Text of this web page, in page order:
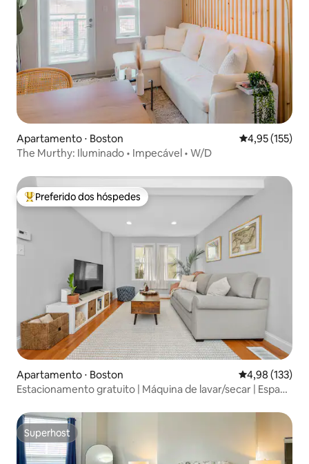
Apartamento ⋅ Boston 4,95 de uma
4,95 (155)
The Murthy: Iluminado • Impecável • W/D
Entre os melhores preferidos dos hóspedes
Preferido dos hóspedes
Apartamento ⋅ Boston 4,98 de uma
4,98 (133)
Estacionamento gratuito | Máquina de lavar/secar | Espaço
Superhost
Superhost